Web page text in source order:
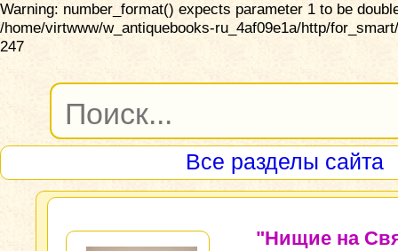
Warning: number_format() expects parameter 1 to be
/home/virtwww/w_antiquebooks-ru_4af09e1a/http/
247
Все разделы сайта
"Нищие на